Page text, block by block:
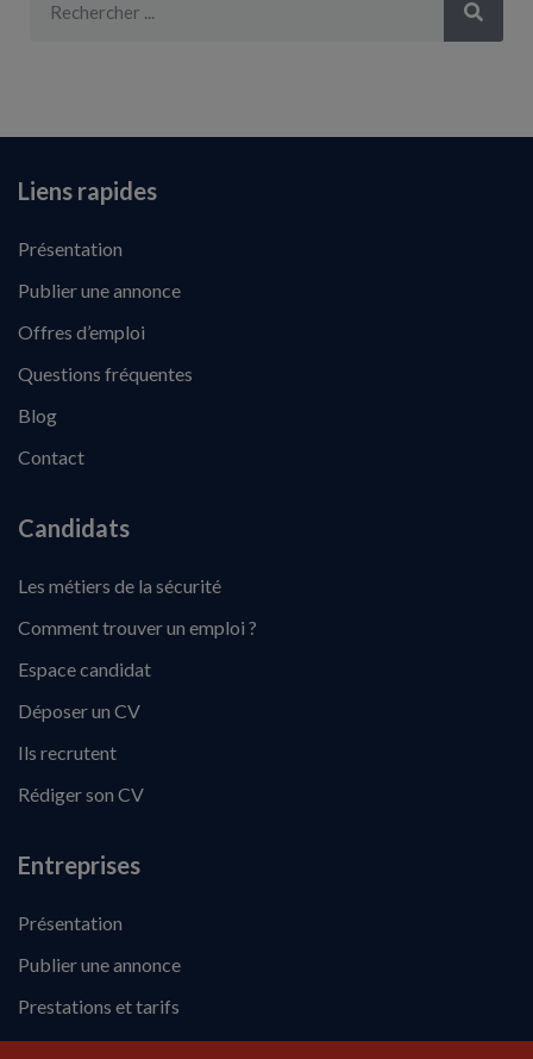
Liens rapides
Présentation
Publier une annonce
Offres d’emploi
Questions fréquentes
Blog
Contact
Candidats
Les métiers de la sécurité
Comment trouver un emploi ?
Espace candidat
Déposer un CV
Ils recrutent
Rédiger son CV
Entreprises
Présentation
Publier une annonce
Prestations et tarifs